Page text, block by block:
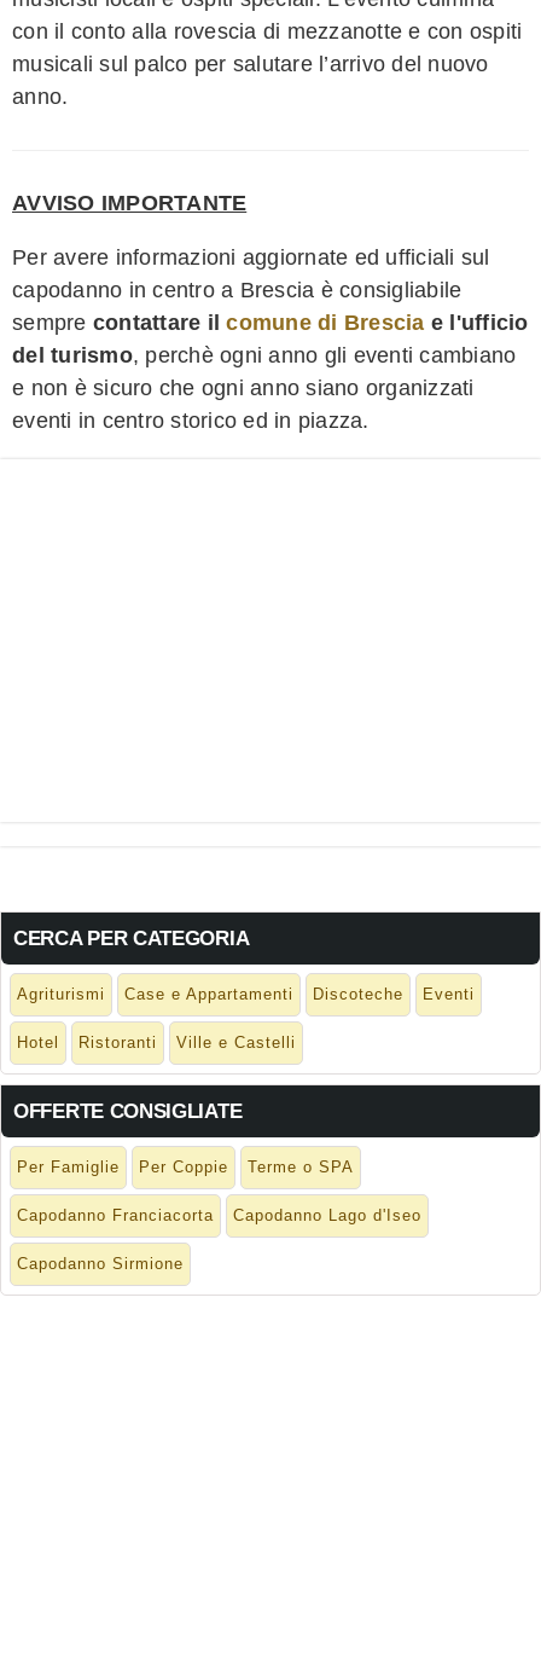
con il conto alla rovescia di mezzanotte e con ospiti
musicali sul palco per salutare l’arrivo del nuovo
anno.
AVVISO IMPORTANTE
Per avere informazioni aggiornate ed ufficiali sul
capodanno in centro a Brescia è consigliabile
sempre contattare ilcomune di Brescia e l'ufficio
del turismo, perchè ogni anno gli eventi cambiano
e non è sicuro che ogni anno siano organizzati
eventi in centro storico ed in piazza.
CERCA PER CATEGORIA
Agriturismi Case e Appartamenti Discoteche Eventi
Hotel Ristoranti Ville e Castelli
OFFERTE CONSIGLIATE
Per Famiglie Per Coppie Terme o SPA
Capodanno Franciacorta Capodanno Lago d'Iseo
Capodanno Sirmione